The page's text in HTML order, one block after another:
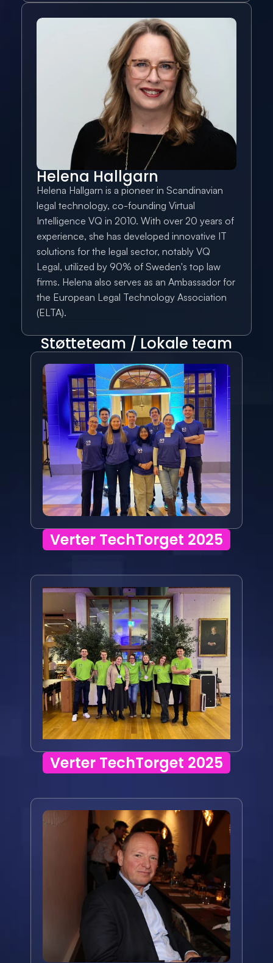
Helena Hallgarn
Helena Hallgarn is a pioneer in Scandinavian
legal technology, co-founding Virtual
Intelligence VQ in 2010. With over 20 years of
experience, she has developed innovative IT
solutions for the legal sector, notably VQ
Legal, utilized by 90% of Sweden's top law
firms. Helena also serves as an Ambassador for
the European Legal Technology Association
(ELTA).
Støtteteam / Lokale team
Verter TechTorget 2025
Verter TechTorget 2025